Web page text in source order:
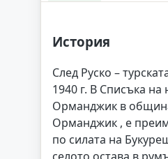
История
След Руско –
1940 г. В Списъка
Орманджик в
Орманджик , е
по силата на